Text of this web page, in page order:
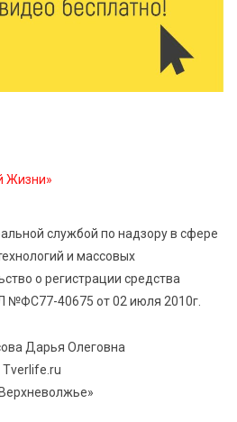
почему так важна
ветерана из Твери со
Жизни»
службой по надзору в сфере
и массовых
о регистрации средства
40675 от 02 июля 2010г.
Дарья Олеговна